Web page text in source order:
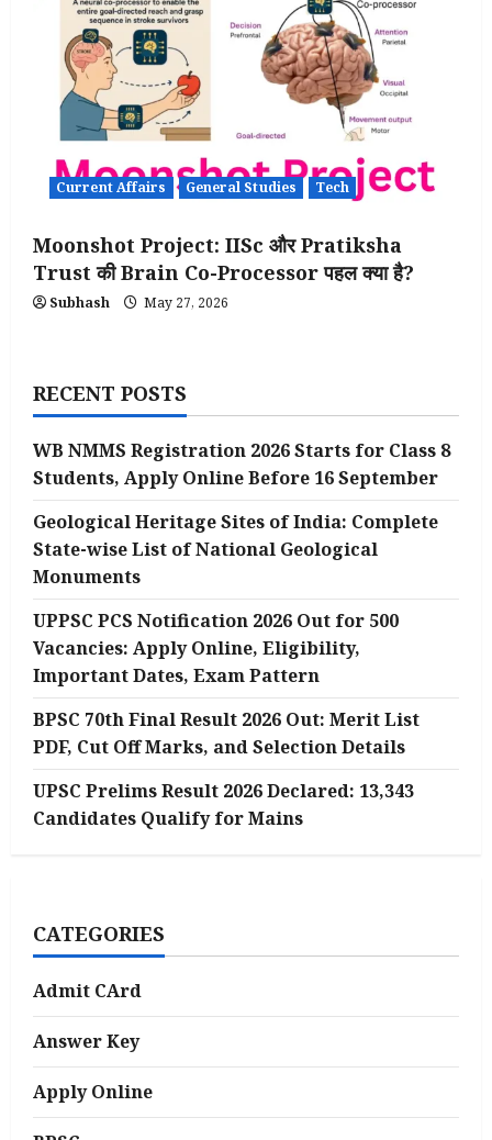
Current Affairs General Studies Tech
Moonshot Project: IISc और Pratiksha
Trust की Brain Co-Processor पहल क्या है?
Subhash May 27, 2026
RECENT POSTS
WB NMMS Registration 2026 Starts for Class 8
Students, Apply Online Before 16 September
Geological Heritage Sites of India: Complete
State-wise List of National Geological
Monuments
UPPSC PCS Notification 2026 Out for 500
Vacancies: Apply Online, Eligibility,
Important Dates, Exam Pattern
BPSC 70th Final Result 2026 Out: Merit List
PDF, Cut Off Marks, and Selection Details
UPSC Prelims Result 2026 Declared: 13,343
Candidates Qualify for Mains
CATEGORIES
Admit CArd
Answer Key
Apply Online